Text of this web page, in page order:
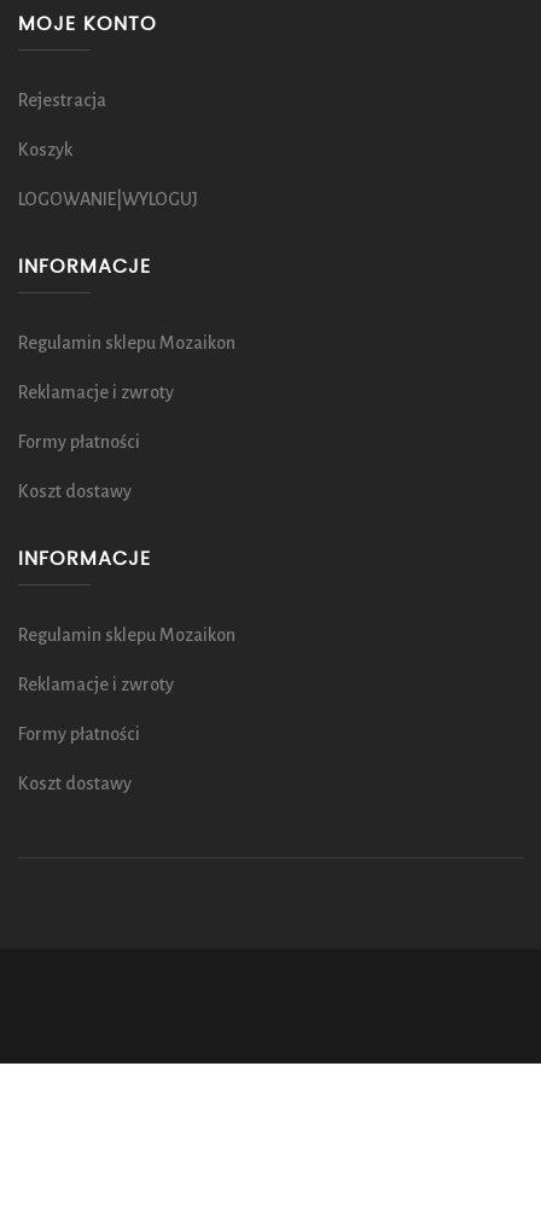
MOJE KONTO
Rejestracja
Koszyk
LOGOWANIE|WYLOGUJ
INFORMACJE
Regulamin sklepu Mozaikon
Reklamacje i zwroty
Formy płatności
Koszt dostawy
INFORMACJE
Regulamin sklepu Mozaikon
Reklamacje i zwroty
Formy płatności
Koszt dostawy